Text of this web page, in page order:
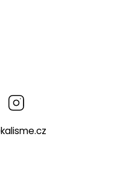
kalisme.cz